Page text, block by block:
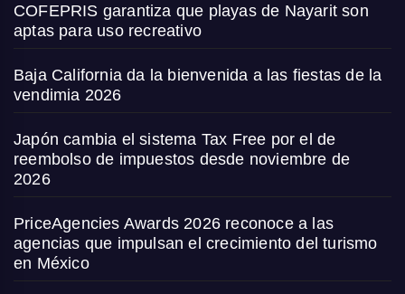
COFEPRIS garantiza que playas de Nayarit son
aptas para uso recreativo
Baja California da la bienvenida a las fiestas de la
vendimia 2026
Japón cambia el sistema Tax Free por el de
reembolso de impuestos desde noviembre de
2026
PriceAgencies Awards 2026 reconoce a las
agencias que impulsan el crecimiento del turismo
en México